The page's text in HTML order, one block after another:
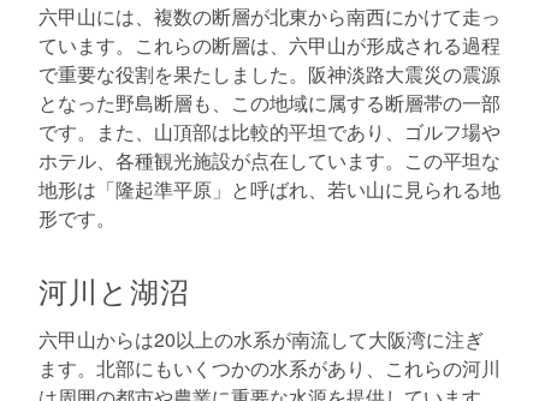
六甲山には、複数の断層が北東から南西にかけて走っ
ています。これらの断層は、六甲山が形成される過程
で重要な役割を果たしました。阪神淡路大震災の震源
となった野島断層も、この地域に属する断層帯の一部
です。また、山頂部は比較的平坦であり、ゴルフ場や
ホテル、各種観光施設が点在しています。この平坦な
地形は「隆起準平原」と呼ばれ、若い山に見られる地
形です。
河川と湖沼
六甲山からは20以上の水系が南流して大阪湾に注ぎ
ます。北部にもいくつかの水系があり、これらの河川